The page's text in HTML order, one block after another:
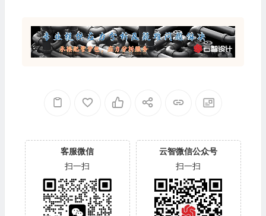
客服微信
扫一扫
云智微信公众号
扫一扫